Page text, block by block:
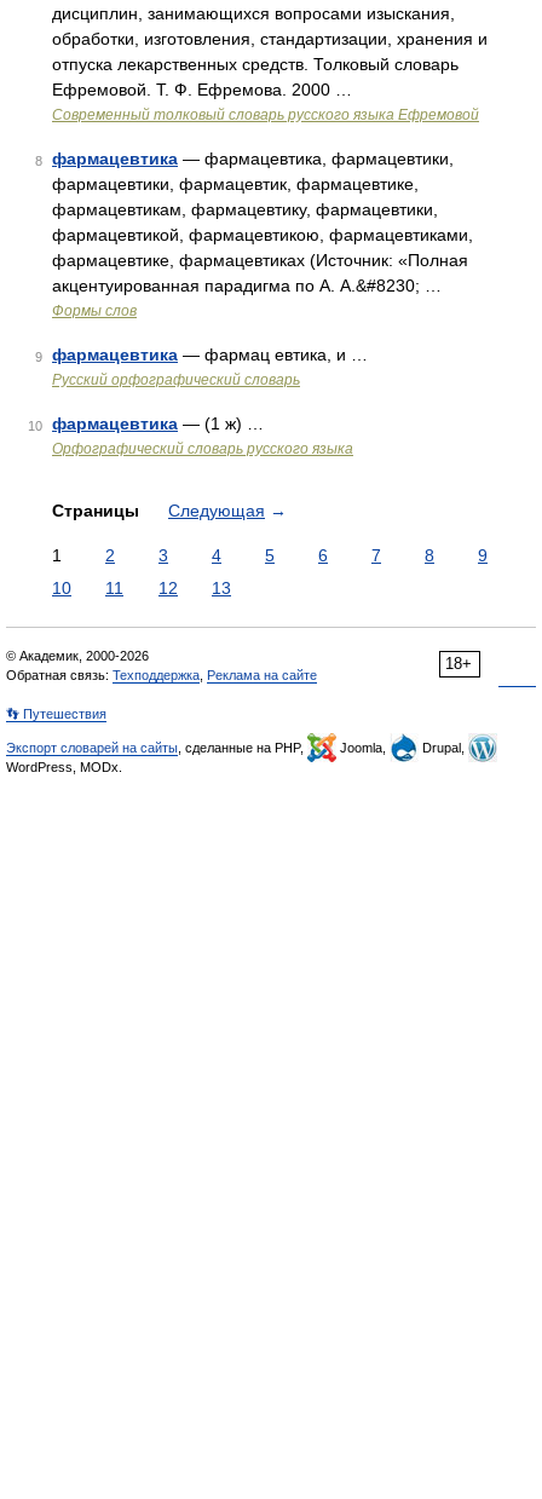
дисциплин, занимающихся вопросами изыскания,
обработки, изготовления, стандартизации, хранения и
отпуска лекарственных средств. Толковый словарь
Ефремовой. Т. Ф. Ефремова. 2000 …
Современный толковый словарь русского языка Ефремовой
8 фармацевтика — фармацевтика, фармацевтики,
фармацевтики, фармацевтик, фармацевтике,
фармацевтикам, фармацевтику, фармацевтики,
фармацевтикой, фармацевтикою, фармацевтиками,
фармацевтике, фармацевтиках (Источник: «Полная
акцентуированная парадигма по А. А.&#8230; …
Формы слов
9 фармацевтика — фармац евтика, и …
Русский орфографический словарь
10 фармацевтика — (1 ж) …
Орфографический словарь русского языка
Страницы Следующая →
1 2 3 4 5 6 7 8
9
10
11 12 13
18+
© Академик, 2000-2026
Обратная связь: Техподдержка Реклама на сайте
👣 Путешествия
Экспорт словарей на сайты , сделанные на PHP, Joomla,
Drupal,
WordPress, MODx.